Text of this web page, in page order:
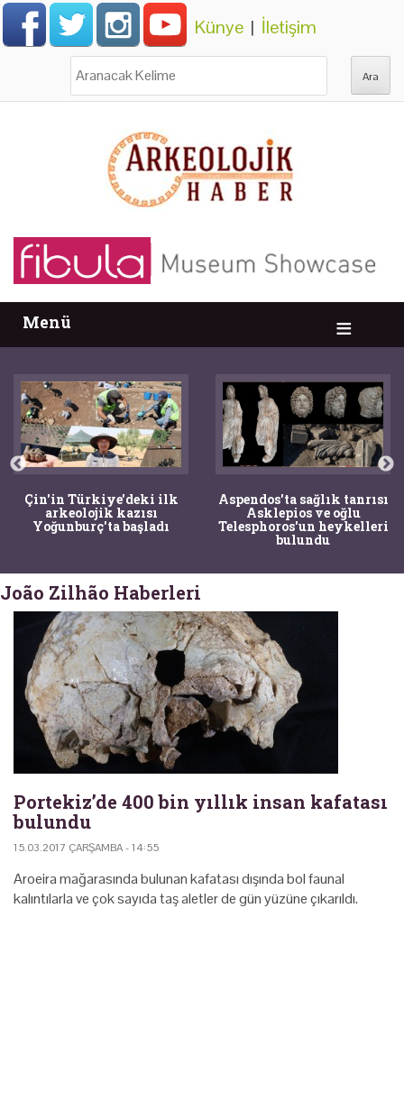
Künye | İletişim
Menü
Çin'in Türkiye'deki ilk
arkeolojik kazısı
Yoğunburç'ta başladı
Aspendos'ta sağlık tanrısı
Asklepios ve oğlu
Telesphoros'un heykelleri
bulundu
João Zilhão Haberleri
Portekiz’de 400 bin yıllık insan kafatası
bulundu
15.03.2017 ÇARŞAMBA - 14:55
Aroeira mağarasında bulunan kafatası dışında bol faunal
kalıntılarla ve çok sayıda taş aletler de gün yüzüne çıkarıldı.